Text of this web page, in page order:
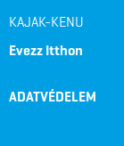
KAJAK-KENU
Evezz Itthon
ADATVÉDELEM